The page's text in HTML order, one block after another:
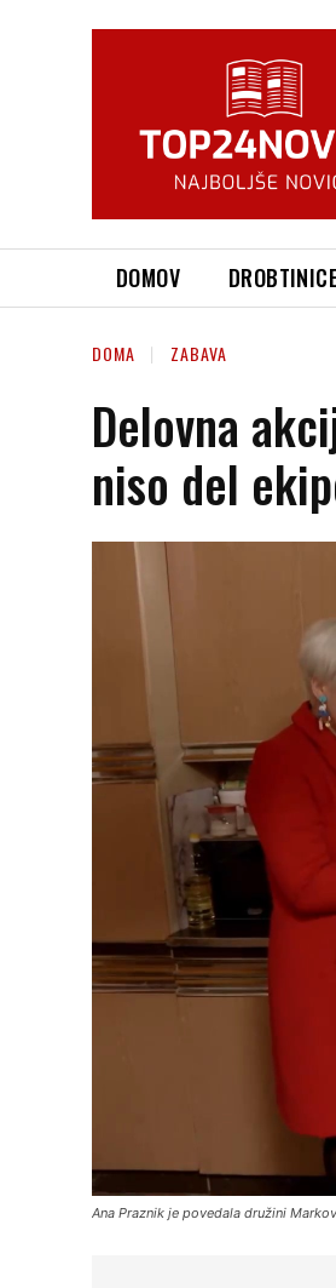
DOMOV DROBTINICE
DOMA ZABAVA
Delovna
niso del
Ana Praznik je povedala družini